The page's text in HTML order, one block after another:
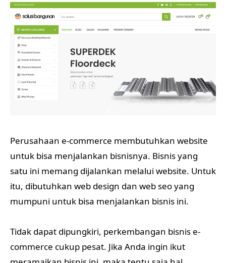
Perusahaan e-commerce membutuhkan website
untuk bisa menjalankan bisnisnya. Bisnis yang
satu ini memang dijalankan melalui website. Untuk
itu, dibutuhkan web design dan web seo yang
mumpuni untuk bisa menjalankan bisnis ini.
Tidak dapat dipungkiri, perkembangan bisnis e-
commerce cukup pesat. Jika Anda ingin ikut